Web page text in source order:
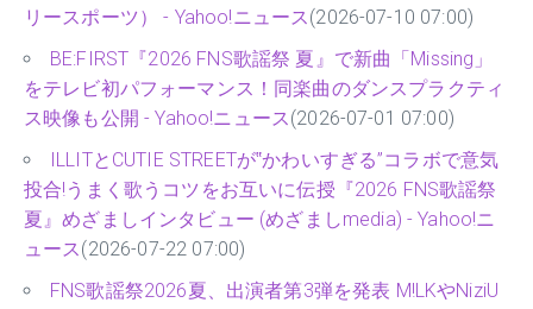
リースポーツ） - Yahoo!ニュース(2026-07-10 07:00)
BE:FIRST『2026 FNS歌謡祭 夏』で新曲「Missing」
をテレビ初パフォーマンス！同楽曲のダンスプラクティ
ス映像も公開 - Yahoo!ニュース(2026-07-01 07:00)
ILLITとCUTIE STREETが‟かわいすぎる”コラボで意気
投合!うまく歌うコツをお互いに伝授『2026 FNS歌謡祭
夏』めざましインタビュー (めざましmedia) - Yahoo!ニ
ュース(2026-07-22 07:00)
FNS歌謡祭2026夏、出演者第3弾を発表 M!LKやNiziU